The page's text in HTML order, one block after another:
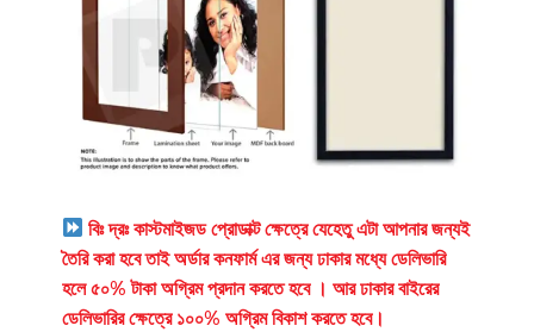
বিঃ দ্রঃ কাস্টমাইজড প্রোডাক্ট ক্ষেত্রে যেহেতু এটা আপনার জন্যই
তৈরি করা হবে তাই অর্ডার কনফার্ম এর জন্য ঢাকার মধ্যে ডেলিভারি
হলে ৫০% টাকা অগ্রিম প্রদান করতে হবে । আর ঢাকার বাইরের
ডেলিভারির ক্ষেত্রে ১০০% অগ্রিম বিকাশ করতে হবে।